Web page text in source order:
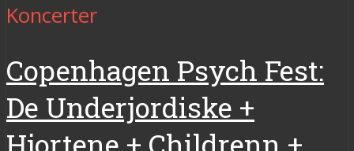
Koncerter
Copenhagen Psych Fest:
De Underjordiske +